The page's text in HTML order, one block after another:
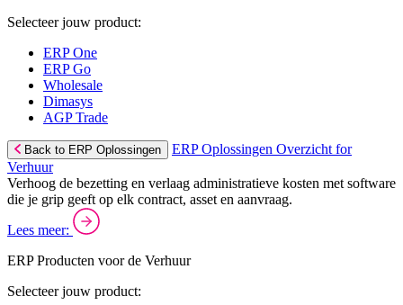
Selecteer jouw product:
ERP One
ERP Go
Wholesale
Dimasys
AGP Trade
Back to ERP Oplossingen
ERP Oplossingen Overzicht for
Verhuur
Verhoog de bezetting en verlaag administratieve kosten met software
die je grip geeft op elk contract, asset en aanvraag.
Lees meer:
ERP Producten voor de Verhuur
Selecteer jouw product: